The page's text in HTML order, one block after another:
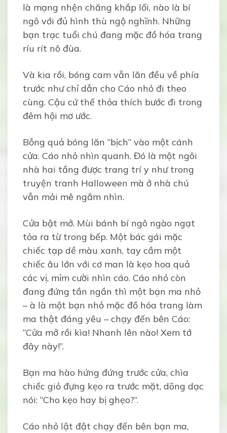
là mạng nhện chăng khắp lối, nào là bí
ngô với đủ hình thù ngộ nghĩnh. Những
bạn trạc tuổi chú đang mặc đồ hóa trang
ríu rít nô đùa.
Và kia rồi, bóng cam vẫn lăn đều về phía
trước như chỉ dẫn cho Cáo nhỏ đi theo
cùng. Cậu cứ thế thỏa thích bước đi trong
đêm hội mơ ước.
Bỗng quả bóng lăn “bịch” vào một cánh
cửa. Cáo nhỏ nhìn quanh. Đó là một ngôi
nhà hai tầng được trang trí y như trong
truyện tranh Halloween mà ở nhà chú
vẫn mải mê ngắm nhìn.
Cửa bật mở. Mùi bánh bí ngô ngào ngạt
tỏa ra từ trong bếp. Một bác gái mặc
chiếc tạp dề màu xanh, tay cầm một
chiếc âu lớn với cơ man là kẹo hoa quả
các vị, mỉm cười nhìn cáo. Cáo nhỏ còn
đang đứng tần ngần thì một bạn ma nhỏ
– à là một bạn nhỏ mặc đồ hóa trang làm
ma thật đáng yêu – chạy đến bên Cáo:
“Cửa mở rồi kìa! Nhanh lên nào! Xem tớ
đây này!”.
Bạn ma hào hứng đứng trước cửa, chìa
chiếc giỏ đựng kẹo ra trước mặt, dõng dạc
nói: “Cho kẹo hay bị ghẹo?”.
Cáo nhỏ lật đật chạy đến bên bạn ma,